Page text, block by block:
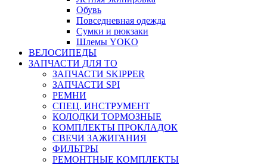
Обувь
Повседневная одежда
Сумки и рюкзаки
Шлемы YOKO
ВЕЛОСИПЕДЫ
ЗАПЧАСТИ ДЛЯ ТО
ЗАПЧАСТИ SKIPPER
ЗАПЧАСТИ SPI
РЕМНИ
СПЕЦ. ИНСТРУМЕНТ
КОЛОДКИ ТОРМОЗНЫЕ
КОМПЛЕКТЫ ПРОКЛАДОК
СВЕЧИ ЗАЖИГАНИЯ
ФИЛЬТРЫ
РЕМОНТНЫЕ КОМПЛЕКТЫ